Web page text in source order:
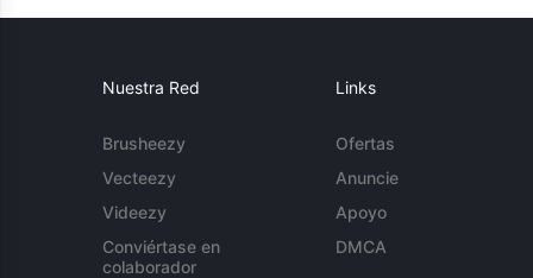
Nuestra Red
Brusheezy
Vecteezy
Videezy
Conviértase en
colaborador
Links
Ofertas
Anuncie
Apoyo
DMCA